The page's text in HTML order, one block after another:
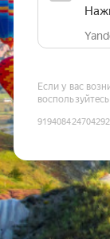
Если у вас
воспользуйтесь